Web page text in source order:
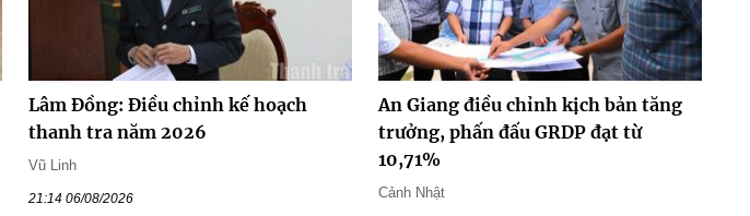
Lâm Đồng: Điều chỉnh kế hoạch
thanh tra năm 2026
Vũ Linh
21:14 06/08/2026
An Giang điều chỉnh kịch bản tăng
trưởng, phấn đấu GRDP đạt từ
10,71%
Cảnh Nhật